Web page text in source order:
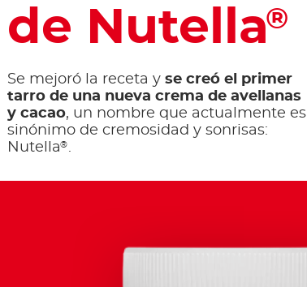
de Nutella®
Se mejoró la receta y se creó el primer
tarro de una nueva crema de avellanas
y cacao, un nombre que actualmente es
sinónimo de cremosidad y sonrisas:
Nutella®.